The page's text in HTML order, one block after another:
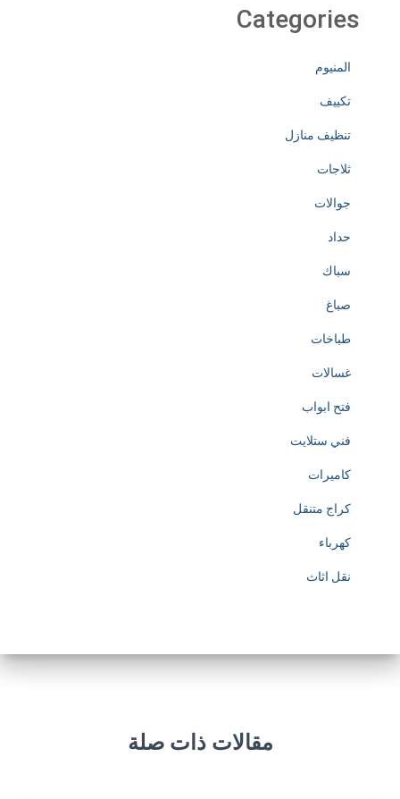
Categories
المنيوم
تكييف
تنظيف منازل
ثلاجات
جوالات
حداد
سباك
صباغ
طباخات
غسالات
فتح ابواب
فني ستلايت
كاميرات
كراج متنقل
كهرباء
نقل اثاث
مقالات ذات صلة